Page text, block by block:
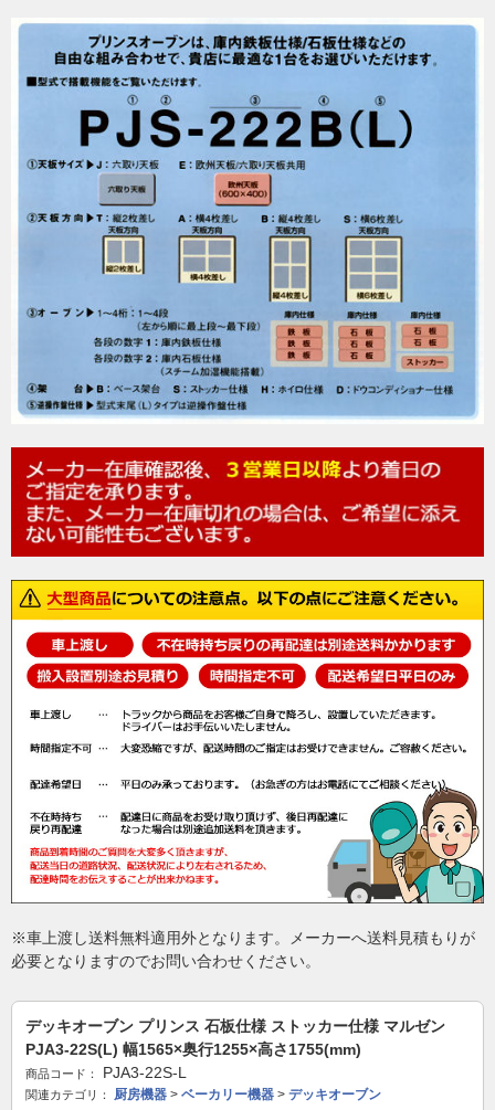
※車上渡し送料無料適用外となります。メーカーへ送料見積もりが
必要となりますのでお問い合わせください。
デッキオーブン プリンス 石板仕様 ストッカー仕様 マルゼン
PJA3-22S(L) 幅1565×奥行1255×高さ1755(mm)
商品コード： PJA3-22S-L
関連カテゴリ： 厨房機器 > ベーカリー機器 > デッキオーブン